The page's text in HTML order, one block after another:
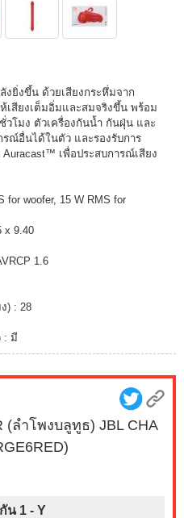
งยิ่งขึ้น ด้วยเสียงกระหึ่มจาก
เสียงเต็มอิ่มและสมจริงขึ้น พร้อม
วโมง ตัวเครื่องกันน้ำ กันฝุ่น และ
ณ์อื่นได้ในตัว และรองรับการ
เพื่อประสบการณ์เสียง
for woofer, 15 W RMS for
x 9.40
1.6
) : 28
: มี
(ลำโพงบลูทูธ) JBL CHA
น 1 - Y